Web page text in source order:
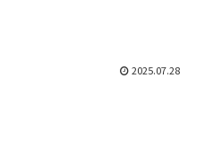
2025.07.28